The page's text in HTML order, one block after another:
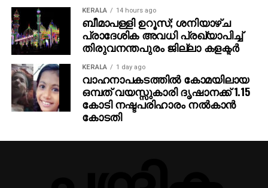
KERALA 14 hours ago
ബീമാപള്ളി ഉറൂസ്; ശനിയാഴ്ച
പ്രാദേശിക അവധി പ്രഖ്യാപിച്ച്
തിരുവനന്തപുരം ജില്ലാ കളക്ടര്‍
KERALA 1 day ago
വാഹനാപകടത്തില്‍ കോമയിലായ
ഒമ്പത് വയസ്സുകാരി ദൃഷാനക്ക് 1.15
കോടി നഷ്ടപരിഹാരം നല്‍കാന്‍
കോടതി